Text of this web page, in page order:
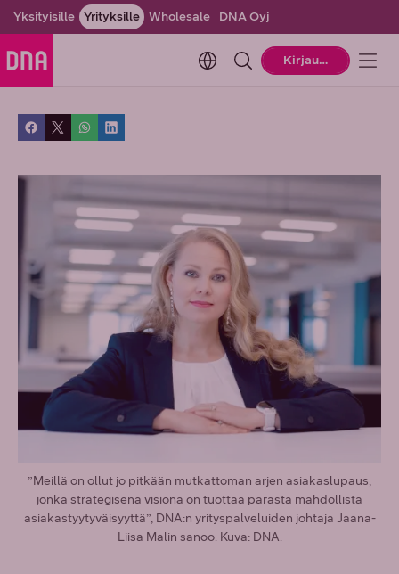
Yksityisille Yrityksille Wholesale DNA Oyj
Change language. Current
Kirjaudu
”Meillä on ollut jo pitkään mutkattoman arjen asiakaslupaus,
jonka strategisena visiona on tuottaa parasta mahdollista
asiakastyytyväisyyttä”, DNA:n yrityspalveluiden johtaja Jaana-
Liisa Malin sanoo. Kuva: DNA.